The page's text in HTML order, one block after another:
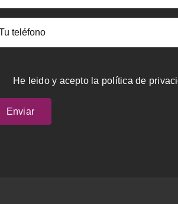
He leido y acepto la política de